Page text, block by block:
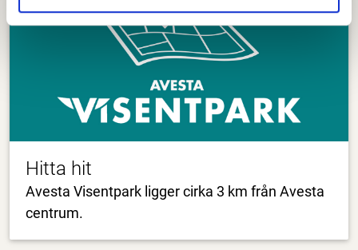
Hitta hit
Avesta Visentpark ligger cirka 3 km från Avesta
centrum.